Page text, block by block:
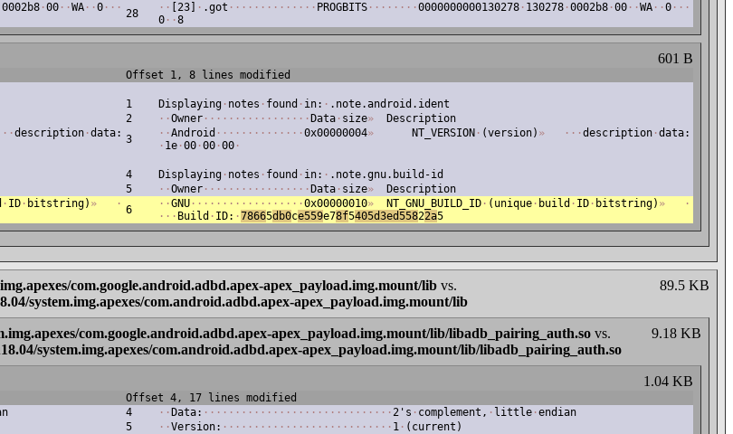
0002b8 ·00 · ·WA · ·0 · · · 28 · · [23] · .got · · · · · · · · · · · · · · PROGBITS · · · · · · · ·0000000000130278 · 130278 ·0002b8 ·00 · ·WA · ·0 · · ·
0 · ·8
601 B
Offset 1, 8 lines modified
1 Displaying · notes · found · in: · .note.android.ident
2 · ·Owner · · · · · · · · · · · · · · · · · Data · size» Description
· ·description ·data: 3 · ·Android · · · · · · · · · · · · · ·0x00000004» NT_VERSION · (version) » · · ·description ·data:
· 1e ·00 ·00 ·00 ·
4 Displaying · notes · found · in: · .note.gnu.build-id
5 · ·Owner · · · · · · · · · · · · · · · · · Data · size» Description
· ID · bitstring) »
· 6 · ·GNU · · · · · · · · · · · · · · · · · ·0x00000010» NT_GNU_BUILD_ID · (unique · build · ID · bitstring) »
·
· · · Build · ID: ·78665db0ce559e78f5405d3ed55822a5
89.5 KB
com.google.android.adbd.apex-apex_payload.img.mount/libvs.
system.img.apexes/com.android.adbd.apex-apex_payload.img.mount/lib
9.18 KB
com.google.android.adbd.apex-apex_payload.img.mount/lib/libadb_pairing_auth.sovs.
system.img.apexes/com.android.adbd.apex-apex_payload.img.mount/lib/libadb_pairing_auth.so
1.04 KB
Offset 4, 17 lines modified
4 · · Data: · · · · · · · · · · · · · · · · · · · · · · · · · · · · · ·2's · complement, · little ·endian
5 · ·Version: · · · · · · · · · · · · · · · · · · · · · · · · · · · 1 · (current)